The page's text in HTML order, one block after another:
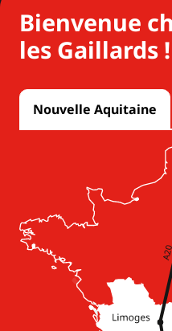
Bienvenue
les Gaillards !
Nouvelle Aquitaine